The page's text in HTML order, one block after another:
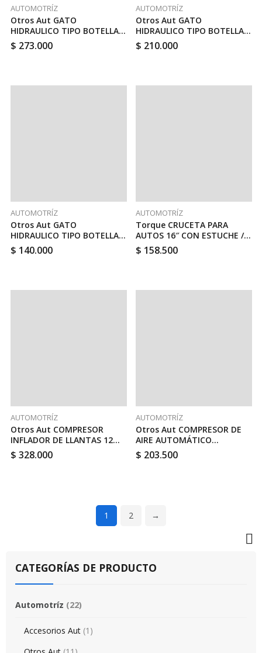
AUTOMOTRÍZ
Otros Aut GATO
HIDRAULICO TIPO BOTELLA
12 TON // TOTAL THT109122
$ 273.000
AUTOMOTRÍZ
Otros Aut GATO
HIDRAULICO TIPO BOTELLA 6
TON // TOTAL THT109062
$ 210.000
AUTOMOTRÍZ
Otros Aut GATO
HIDRAULICO TIPO BOTELLA 2
TON // TOTAL THT109022
$ 140.000
AUTOMOTRÍZ
Torque CRUCETA PARA
AUTOS 16″ CON ESTUCHE //
TOTAL THTRCW40231
$ 158.500
AUTOMOTRÍZ
Otros Aut COMPRESOR
INFLADOR DE LLANTAS 12
VOLTS 120PSI // TOTAL
TTAC2506
$ 328.000
AUTOMOTRÍZ
Otros Aut COMPRESOR DE
AIRE AUTOMÁTICO
P.LLANTAS 12 VOLT // TOTAL
TTAC1406
$ 203.500
1 2 →
CATEGORÍAS DE PRODUCTO
Automotríz (22)
Accesorios Aut (1)